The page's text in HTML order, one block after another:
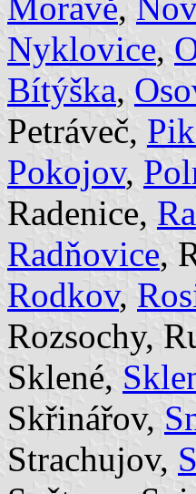
Nyklovice,
Bítýška,
Petráveč,
Pokojov,
Radenice,
Radňovice,
Rodkov,
Rozsochy,
Sklené,
Skřinářov,
Strachujov,